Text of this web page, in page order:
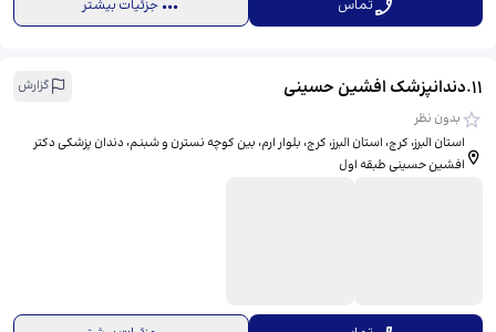
تماس جزئیات بیشتر
11
.دندانپزشک افشین حسینی
گزارش
بدون نظر
استان البرز، کرج، استان البرز، کرج، بلوار ارم، بین کوچه نسترن و شبنم، دندان پزشکی دکتر
افشین حسینی طبقه اول